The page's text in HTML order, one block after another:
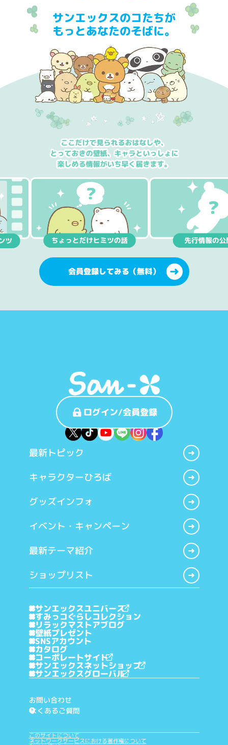
サンエックスのコたちが
もっとあなたのそばに。
会員登録してみる（無料）
ログイン/会員登録
最新トピック
キャラクターひろば
グッズインフォ
イベント・キャンペーン
最新テーマ紹介
ショップリスト
サンエックスユニバース
すみっコぐらしコレクション
リラックマストアブログ
壁紙プレゼント
SNSアカウント
カタログ
コーポレートサイト
サンエックスネットショップ
サンエックスグローバル
お問い合わせ
?
よくあるご質問
このサイトについて
ネットワークサービスにおける著作権について